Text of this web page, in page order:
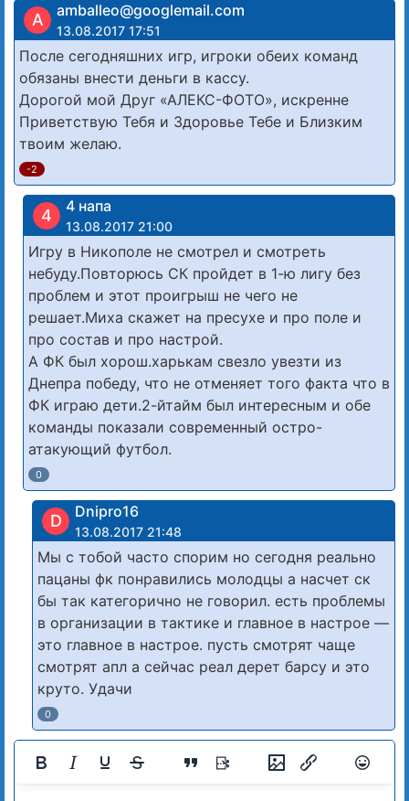
A amballeo@googlemail.com
13.08.2017 17:51
После сегодняшних игр, игроки обеих команд
обязаны внести деньги в кассу.
Дорогой мой Друг «АЛЕКС-ФОТО», искренне
Приветствую Тебя и Здоровье Тебе и Близким
твоим желаю.
-2
4 4 напа
13.08.2017 21:00
Игру в Никополе не смотрел и смотреть
небуду.Повторюсь СК пройдет в 1-ю лигу без
проблем и этот проигрыш не чего не
решает.Миха скажет на пресухе и про поле и
про состав и про настрой.
А ФК был хорош.харькам свезло увезти из
Днепра победу, что не отменяет того факта что в
ФК играю дети.2-йтайм был интересным и обе
команды показали современный остро-
атакующий футбол.
0
D Dnipro16
13.08.2017 21:48
Мы с тобой часто спорим но сегодня реально
пацаны фк понравились молодцы а насчет ск
бы так категорично не говорил. есть проблемы
в организации в тактике и главное в настрое —
это главное в настрое. пусть смотрят чаще
смотрят апл а сейчас реал дерет барсу и это
круто. Удачи
0